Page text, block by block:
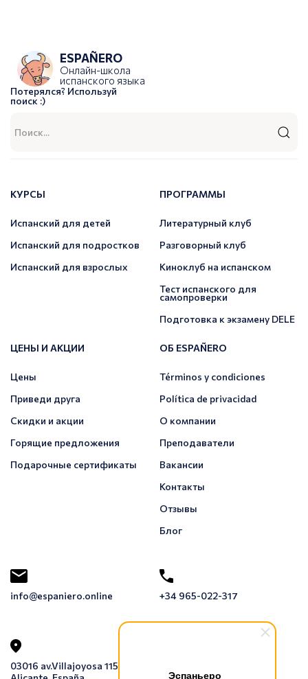
Эспаньеро
ESPAÑERO
Онлайн-школа
испанского языка
Потерялся? Используй
поиск :)
КУРСЫ
Испанский для детей
Испанский для подростков
Испанский для взрослых
ПРОГРАММЫ
Литературный клуб
Разговорный клуб
Киноклуб на испанском
Тест испанского для
самопроверки
Подготовка к экзамену DELE
ЦЕНЫ И АКЦИИ
Цены
Приведи друга
Скидки и акции
Горящие предложения
Подарочные сертификаты
ОБ ESPAÑERO
Términos y condiciones
Política de privacidad
О компании
Преподаватели
Вакансии
Контакты
Отзывы
Блог
info@espaniero.online +34 965-022-317
03016 av.Villajoyosa 115 1E,